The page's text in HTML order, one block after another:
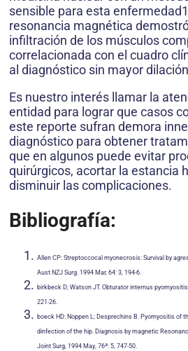
sensible para esta
resonancia magnética
infiltración de los músculos
correlacionada con el cuadro
al diagnóstico sin mayor
Es nuestro interés llamar la
entidad para lograr que casos
este reporte sufran demora
diagnóstico para obtener
que en algunos puede evitar
quirúrgicos, acortar la estancia
disminuir las complicaciones.
Bibliografía:
Allen CP: Streptoccocal myonecrosis: Survival by
Aust NZJ Surg. 1994 Mar, 64: 3, 194-6.
birkbeck D; Watson JT. Obturator internus
221-26.
boeck HD: Noppen L; Desprechins B. Pyomyositis of
dinfection of the hip. Diagnosis by magnetic
Joint Surg, 1994 May, 76ª: 5, 747-50.